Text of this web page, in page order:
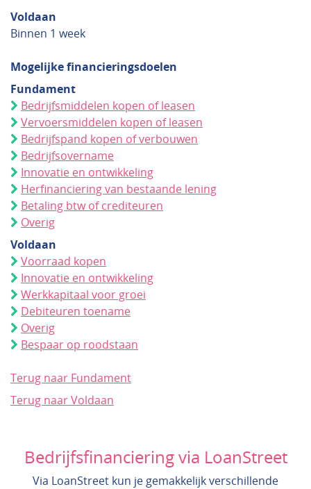
Voldaan
Binnen 1 week
Mogelijke financieringsdoelen
Fundament
Bedrijfsmiddelen kopen of leasen
Vervoersmiddelen kopen of leasen
Bedrijfspand kopen of verbouwen
Bedrijfsovername
Innovatie en ontwikkeling
Herfinanciering van bestaande lening
Betaling btw of crediteuren
Overig
Voldaan
Voorraad kopen
Innovatie en ontwikkeling
Werkkapitaal voor groei
Debiteuren toename
Overig
Bespaar op roodstaan
Terug naar Fundament
Terug naar Voldaan
Bedrijfsfinanciering via LoanStreet
Via LoanStreet kun je gemakkelijk verschillende